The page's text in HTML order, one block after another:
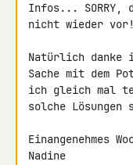
Infos... SORRY,
nicht wieder
Natürlich danke
Sache mit dem
ich gleich mal
solche
Einangenehmes
Nadine